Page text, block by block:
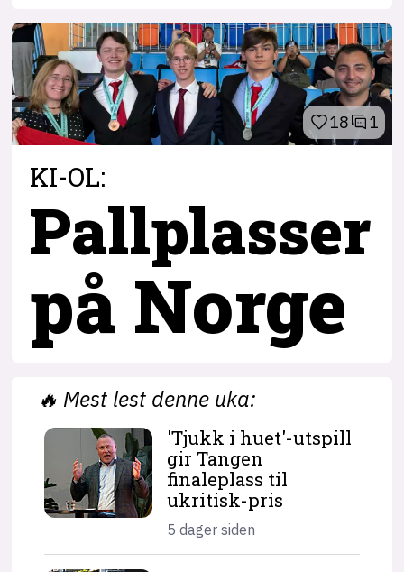
18 1
KI-OL:
Pallplasser
på Norge
🔥 Mest lest denne uka:
'Tjukk i huet'-utspill
gir Tangen
finaleplass til
ukritisk-pris
5 dager siden